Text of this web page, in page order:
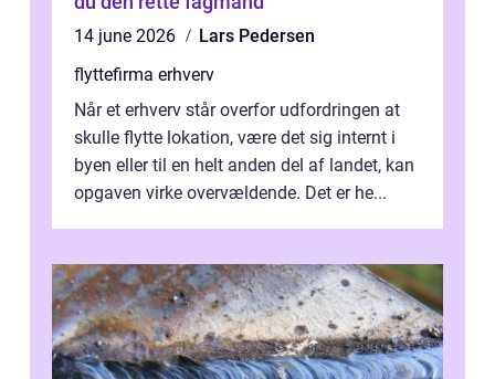
14 june 2026
Lars Pedersen
flyttefirma erhverv
Når et erhverv står overfor udfordringen at
skulle flytte lokation, være det sig internt i
byen eller til en helt anden del af landet, kan
opgaven virke overvældende. Det er he...